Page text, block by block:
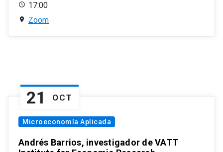
17:00
Zoom
21 OCT
Microeconomía Aplicada
Andrés Barrios, investigador de VATT